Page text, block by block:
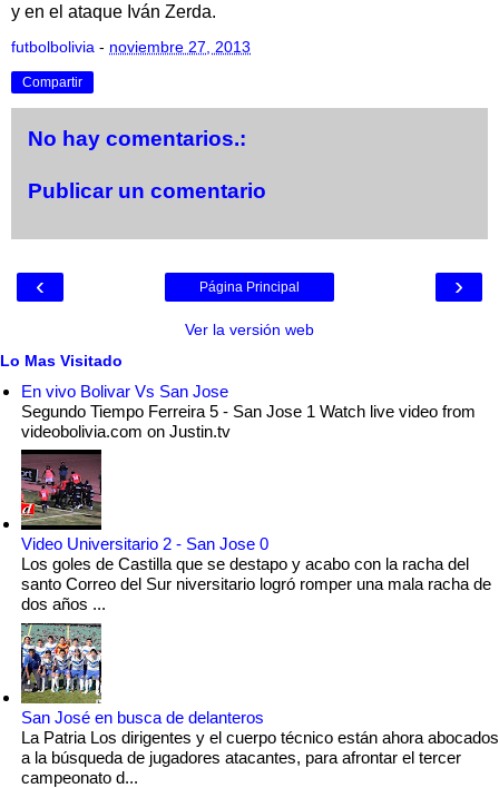
y en el ataque Iván Zerda.
futbolbolivia - noviembre 27, 2013
Compartir
No hay comentarios.:
Publicar un comentario
‹ ›
Página Principal
Ver la versión web
Lo Mas Visitado
En vivo Bolivar Vs San Jose
Segundo Tiempo Ferreira 5 - San Jose 1 Watch live video from
videobolivia.com on Justin.tv
Video Universitario 2 - San Jose 0
Los goles de Castilla que se destapo y acabo con la racha del
santo Correo del Sur niversitario logró romper una mala racha de
dos años ...
San José en busca de delanteros
La Patria Los dirigentes y el cuerpo técnico están ahora abocados
a la búsqueda de jugadores atacantes, para afrontar el tercer
campeonato d...